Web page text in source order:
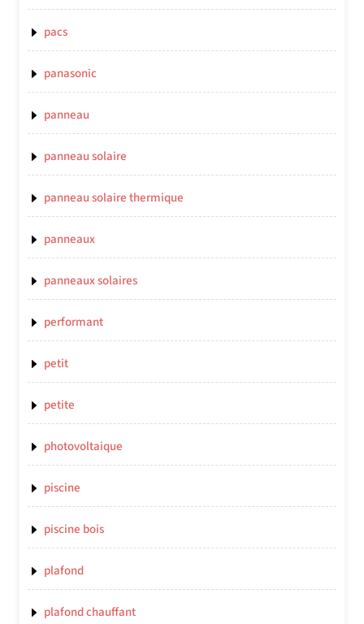
pacs
panasonic
panneau
panneau solaire
panneau solaire thermique
panneaux
panneaux solaires
performant
petit
petite
photovoltaique
piscine
piscine bois
plafond
plafond chauffant